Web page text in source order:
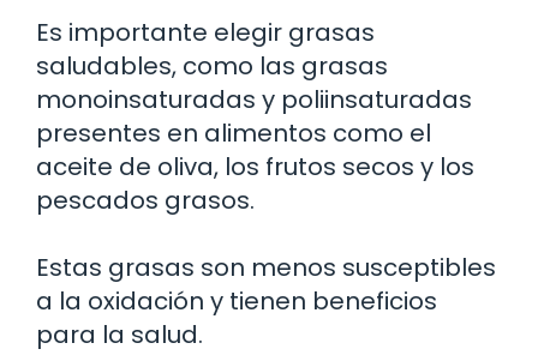
Es importante elegir grasas
saludables, como las grasas
monoinsaturadas y poliinsaturadas
presentes en alimentos como el
aceite de oliva, los frutos secos y los
pescados grasos.
Estas grasas son menos susceptibles
a la oxidación y tienen beneficios
para la salud.